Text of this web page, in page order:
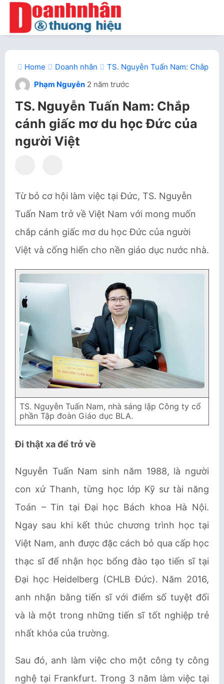
Home Doanh nhân
TS. Nguyễn Tuấn Nam: Chắp
Phạm Nguyễn 2 năm trước
TS. Nguyễn Tuấn Nam: Chắp
cánh giấc mơ du học Đức của
người Việt
Từ bỏ cơ hội làm việc tại Đức, TS. Nguyễn
Tuấn Nam trở về Việt Nam với mong muốn
chắp cánh giấc mơ du học Đức của người
Việt và cống hiến cho nền giáo dục nước nhà.
TS. Nguyễn Tuấn Nam, nhà sáng lập Công ty cổ
phần Tập đoàn Giáo dục BLA.
Đi thật xa để trở về
Nguyễn Tuấn Nam sinh năm 1988, là người
con xứ Thanh, từng học lớp Kỹ sư tài năng
Toán – Tin tại Đại học Bách khoa Hà Nội.
Ngay sau khi kết thúc chương trình học tại
Việt Nam, anh được đặc cách bỏ qua cấp học
thạc sĩ để nhận học bổng đào tạo tiến sĩ tại
Đại học Heidelberg (CHLB Đức). Năm 2016,
anh nhận bằng tiến sĩ với điểm số tuyệt đối
và là một trong những tiến sĩ tốt nghiệp trẻ
nhất khóa của trường.
Sau đó, anh làm việc cho một công ty công
nghệ tại Frankfurt. Trong 3 năm làm việc tại